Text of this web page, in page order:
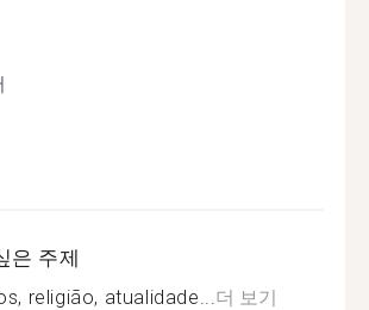
은 주제
religião, atualidade...더 보기